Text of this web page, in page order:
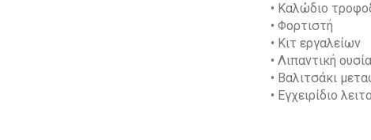
• Καλώδιο
• Φορτιστή
• Κιτ εργαλείων
• Λιπαντική ουσία
• Βαλιτσάκι
• Εγχειρίδιο